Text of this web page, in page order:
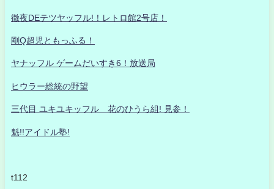
徹夜DEテツヤッフル!！レトロ館2号店！
剛Q超児ともっふる！
ヤナッフル ゲームだいすき6！放送局
ヒウラー総統の野望
三代目 ユキユキッフル 花のひうら組! 見参！
魁!!アイドル塾!
t112